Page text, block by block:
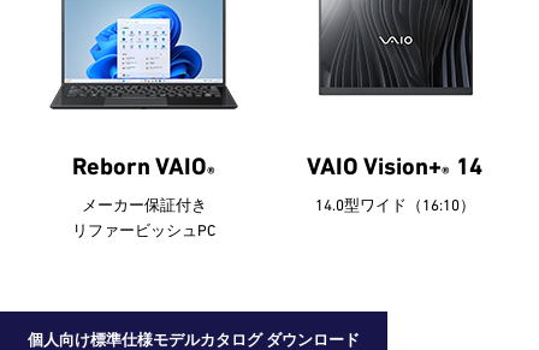
Reborn VAIO®
メーカー保証付き
リファービッシュPC
VAIO Vision+® 14
14.0型ワイド（16:10）
個人向け標準仕様モデルカタログ ダウンロード